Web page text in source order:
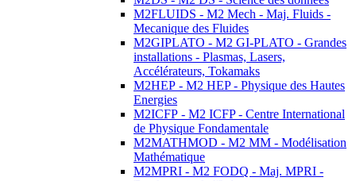
M2FLUIDS - M2 Mech - Maj. Fluids -
Mecanique des Fluides
M2GIPLATO - M2 GI-PLATO - Grandes
installations - Plasmas, Lasers,
Accélérateurs, Tokamaks
M2HEP - M2 HEP - Physique des Hautes
Energies
M2ICFP - M2 ICFP - Centre International
de Physique Fondamentale
M2MATHMOD - M2 MM - Modélisation
Mathématique
M2MPRI - M2 FODQ - Maj. MPRI -